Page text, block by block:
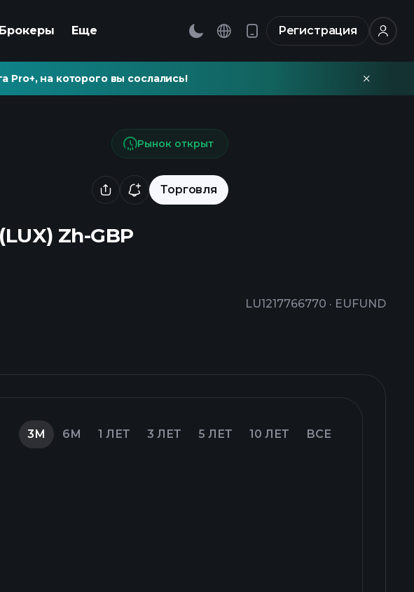
Брокеры Еще Регистрация
Pro+, на которого вы сослались!
Торговля
Zh-GBP
LU1217766770 · EUFUND
Рынок открыт
3М 6М 1 ЛЕТ 3 ЛЕТ 5 ЛЕТ 10 ЛЕТ ВСЕ